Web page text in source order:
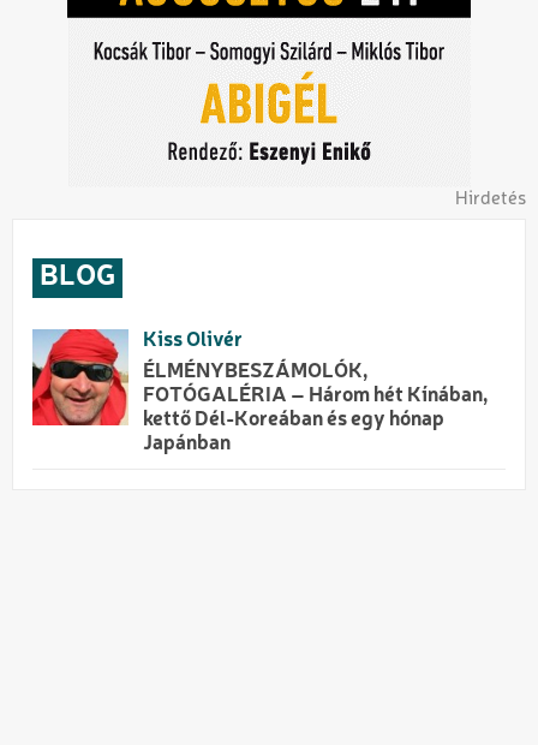
Hirdetés
BLOG
Kiss Olivér
ÉLMÉNYBESZÁMOLÓK,
FOTÓGALÉRIA – Három hét Kínában,
kettő Dél-Koreában és egy hónap
Japánban